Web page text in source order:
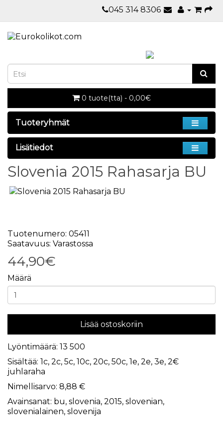
045 314 8306
0 tuote(tta) - 0,00€
Tuoteryhmät
Lisätiedot
Slovenia 2015 Rahasarja BU
Tuotenumero: 05411
Saatavuus: Varastossa
44,90€
Määrä
Lisää ostoskoriin
Lyöntimäärä: 13 500
Sisältää: 1c, 2c, 5c, 10c, 20c, 50c, 1e, 2e, 3e, 2€
juhlaraha
Nimellisarvo: 8,88 €
Avainsanat: bu, slovenia, 2015, slovenian,
slovenialainen, slovenija